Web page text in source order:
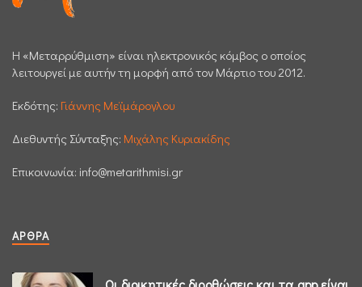
H «Μεταρρύθμιση» είναι ηλεκτρονικός κόμβος ο οποίος
λειτουργεί με αυτήν τη μορφή από τον Μάρτιο του 2012.
Εκδότης: Γιάννης Μεϊμάρογλου
Διεθυντής Σύνταξης: Μιχάλης Κυριακίδης
Επικοινωνία: info@metarithmisi.gr
ΆΡΘΡΑ